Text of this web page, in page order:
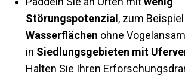
Störungspotenzial , zum
Wasserflächen ohne
in Siedlungsgebieten mit
Halten Sie Ihren